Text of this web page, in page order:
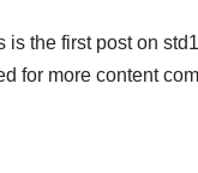
is the first post on
for more content